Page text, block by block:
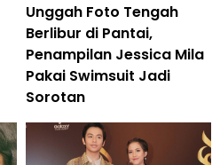
Unggah Foto Tengah
Berlibur di Pantai,
Penampilan Jessica Mila
Pakai Swimsuit Jadi
Sorotan